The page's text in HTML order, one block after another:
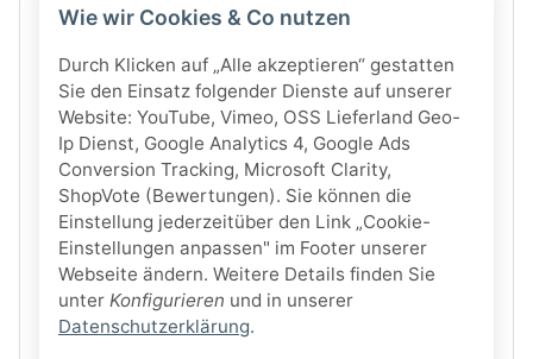
Wie wir Cookies & Co nutzen
Durch Klicken auf „Alle akzeptieren“ gestatten
Sie den Einsatz folgender Dienste auf unserer
Website: YouTube, Vimeo, OSS Lieferland Geo-
Ip Dienst, Google Analytics 4, Google Ads
Conversion Tracking, Microsoft Clarity,
ShopVote (Bewertungen). Sie können die
Einstellung jederzeitüber den Link „Cookie-
Einstellungen anpassen" im Footer unserer
Webseite ändern. Weitere Details finden Sie
unter Konfigurieren und in unserer
Datenschutzerklärung.